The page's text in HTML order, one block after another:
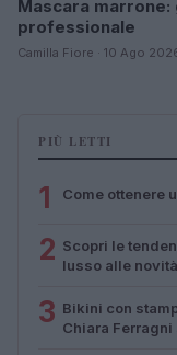
Mascara marrone:
professionale
Camilla Fiore · 10 Ago
PIÙ LETTI
1 Come ottenere
2 Scopri le
lusso alle
3 Bikini con
Chiara